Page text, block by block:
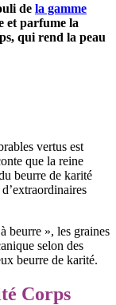
de la gamme
et parfume la
qui rend la peau
vertus est
que la reine
beurre de karité
beurre », les graines
selon des
beurre de karité.
Corps